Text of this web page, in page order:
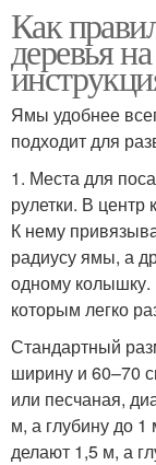
Пошаговый
Как
деревья
Ямы удобнее
подходит для
1. Места для
рулетки. В
К нему
радиусу ямы, а
одному колышку.
которым легко
Стандартный
ширину и 60–70
или песчаная,
м, а глубину до 1
делают 1,5 м, а